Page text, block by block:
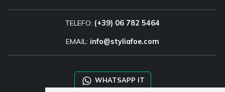
TELEFO: (+39) 06 782 5464
EMAIL: info@styliafoe.com
WHATSAPP IT